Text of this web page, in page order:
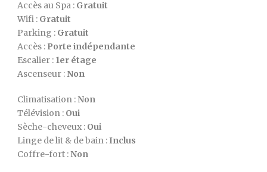
Accès au Spa : Gratuit
Wifi : Gratuit
Parking : Gratuit
Accès : Porte indépendante
Escalier : 1er étage
Ascenseur :Non
Climatisation :Non
Télévision : Oui
Sèche-cheveux : Oui
Linge de lit & de bain : Inclus
Coffre-fort :Non